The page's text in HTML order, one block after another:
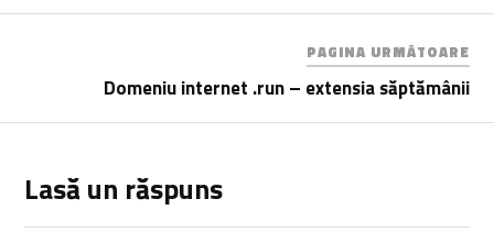
PAGINA URMĂTOARE
Domeniu internet .run – extensia săptămânii
Lasă un răspuns